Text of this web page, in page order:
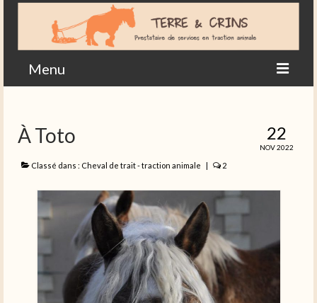
Menu
Actualités en images
Agriculture
Contact
22
NOV 2022
À Toto
Classé dans : Cheval de trait - traction animale 2